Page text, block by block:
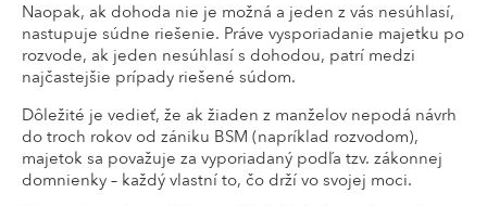
Naopak, ak dohoda nie je možná a jeden z vás nesúhlasí,
nastupuje súdne riešenie. Práve vysporiadanie majetku po
rozvode, ak jeden nesúhlasí s dohodou, patrí medzi
najčastejšie prípady riešené súdom.
Dôležité je vedieť, že ak žiaden z manželov nepodá návrh
do troch rokov od zániku BSM (napríklad rozvodom),
majetok sa považuje za vyporiadaný podľa tzv. zákonnej
domnienky – každý vlastní to, čo drží vo svojej moci.